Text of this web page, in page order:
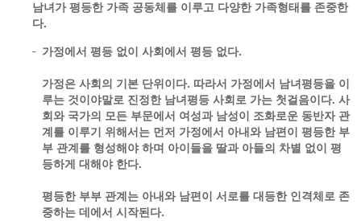
남녀가 평등한 가족 공동체를 이루고 다양한 가족형태를 존중한
다.
가정에서 평등 없이 사회에서 평등 없다.
가정은 사회의 기본 단위이다. 따라서 가정에서 남녀평등을 이
루는 것이야말로 진정한 남녀평등 사회로 가는 첫걸음이다. 사
회와 국가의 모든 부문에서 여성과 남성이 조화로운 동반자 관
계를 이루기 위해서는 먼저 가정에서 아내와 남편이 평등한 부
부 관계를 형성해야 하며 아이들을 딸과 아들의 차별 없이 평
등하게 대해야 한다.
평등한 부부 관계는 아내와 남편이 서로를 대등한 인격체로 존
중하는 데에서 시작된다.